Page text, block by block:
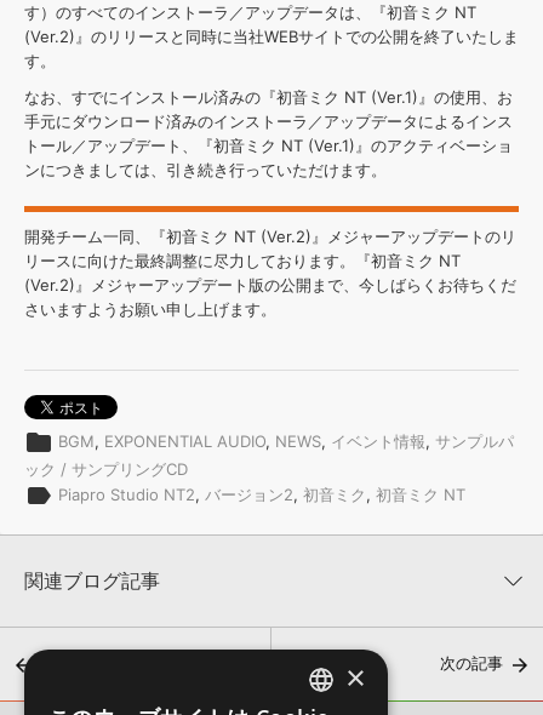
す）のすべてのインストーラ／アップデータは、『初音ミク NT
(Ver.2)』のリリースと同時に当社WEBサイトでの公開を終了いたしま
す。
なお、すでにインストール済みの『初音ミク NT (Ver.1)』の使用、お
手元にダウンロード済みのインストーラ／アップデータによるインス
トール／アップデート、『初音ミク NT (Ver.1)』のアクティベーショ
ンにつきましては、引き続き行っていただけます。
開発チーム一同、『初音ミク NT (Ver.2)』メジャーアップデートのリ
リースに向けた最終調整に尽力しております。『初音ミク NT
(Ver.2)』メジャーアップデート版の公開まで、今しばらくお待ちくだ
さいますようお願い申し上げます。
folder BGM, EXPONENTIAL AUDIO, NEWS, イベント情報, サンプルパ
ック / サンプリングCD
label Piapro Studio NT2, バージョン2, 初音ミク, 初音ミク NT
関連ブログ記事
次の記事
×